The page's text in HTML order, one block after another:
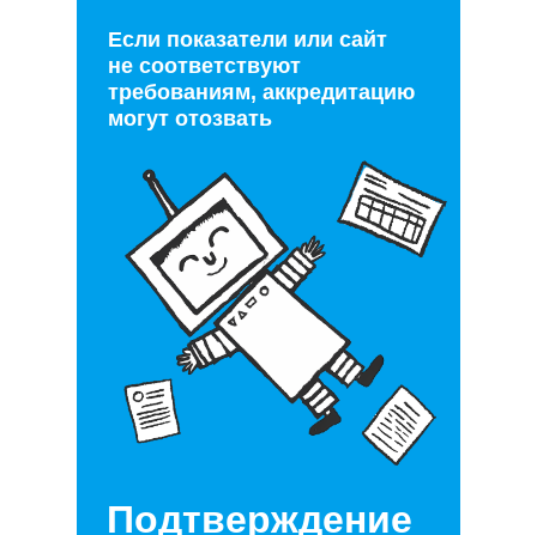
Подтверждение
Если показатели или сайт
не соответствуют
требованиям, аккредитацию
могут отозвать